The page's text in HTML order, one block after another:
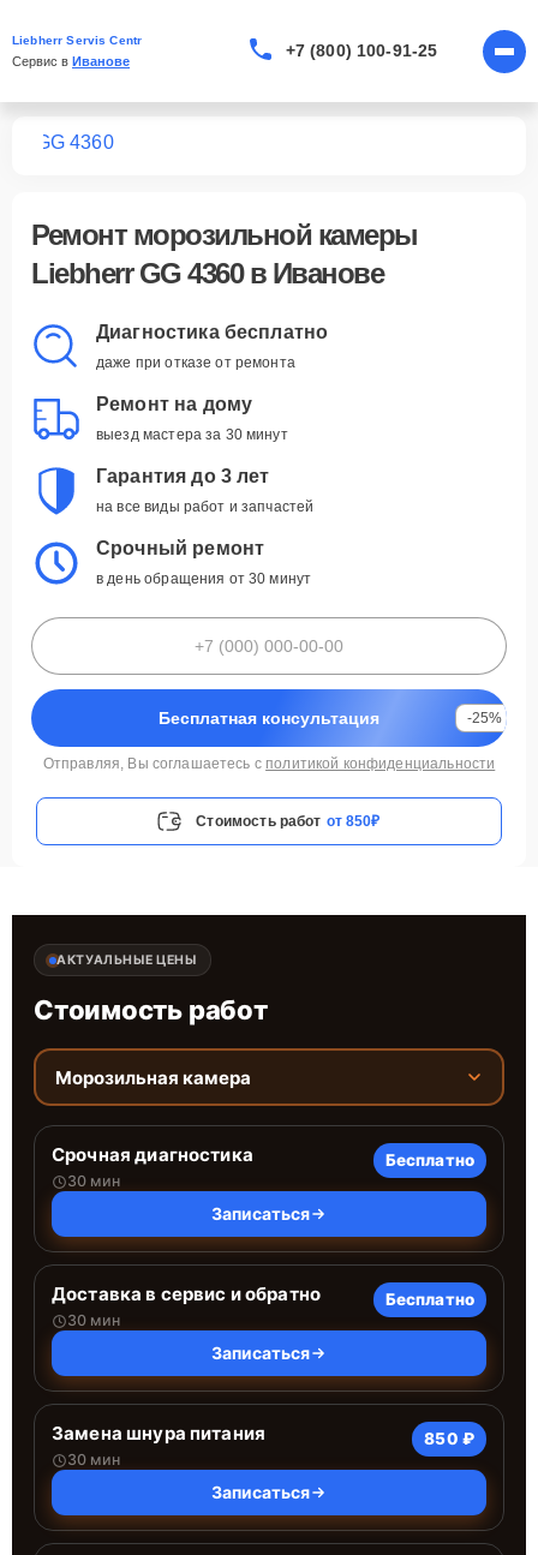
Liebherr Servis Centr
Сервис в Иванове
+7 (800) 100-91-25
GG 4360
Ремонт морозильной камеры
Liebherr GG 4360в Иванове
Диагностика бесплатно
даже при отказе от ремонта
Ремонт на дому
выезд мастера за 30 минут
Гарантия до 3 лет
на все виды работ и запчастей
Срочный ремонт
в день обращения от 30 минут
Бесплатная консультация -25%
Отправляя, Вы соглашаетесь с политикой конфиденциальности
Стоимость работ от 850₽
АКТУАЛЬНЫЕ ЦЕНЫ
Стоимость работ
Морозильная камера
Срочная диагностика
30 мин
Бесплатно
Записаться
Доставка в сервис и обратно
30 мин
Бесплатно
Записаться
Замена шнура питания
30 мин
850 ₽
Записаться